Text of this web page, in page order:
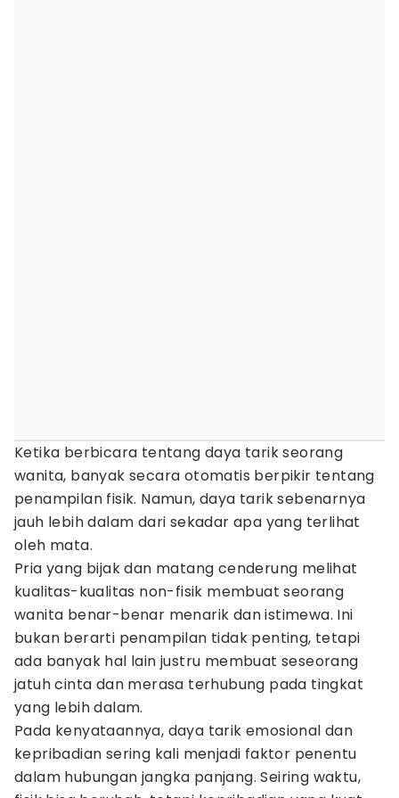
Ketika berbicara tentang daya tarik seorang
wanita, banyak secara otomatis berpikir tentang
penampilan fisik. Namun, daya tarik sebenarnya
jauh lebih dalam dari sekadar apa yang terlihat
oleh mata.
Pria yang bijak dan matang cenderung melihat
kualitas-kualitas non-fisik membuat seorang
wanita benar-benar menarik dan istimewa. Ini
bukan berarti penampilan tidak penting, tetapi
ada banyak hal lain justru membuat seseorang
jatuh cinta dan merasa terhubung pada tingkat
yang lebih dalam.
Pada kenyataannya, daya tarik emosional dan
kepribadian sering kali menjadi faktor penentu
dalam hubungan jangka panjang. Seiring waktu,